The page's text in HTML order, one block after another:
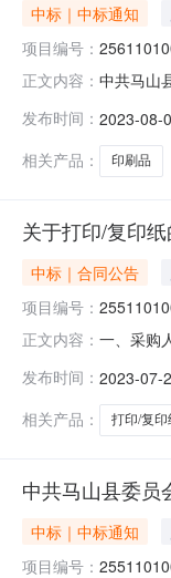
中标｜中标通知
项目编号：
正文内容： 中共马山
6804230
发布时间： 2023-08-
相关产品：
印刷品
关于打印/复印
中标｜合同公告
项目编号：
正文内容： 一、采购
炮A4/70g
发布时间： 2023-07-
相关产品：
打印/复印
中共马山县委员
中标｜中标通知
项目编号：